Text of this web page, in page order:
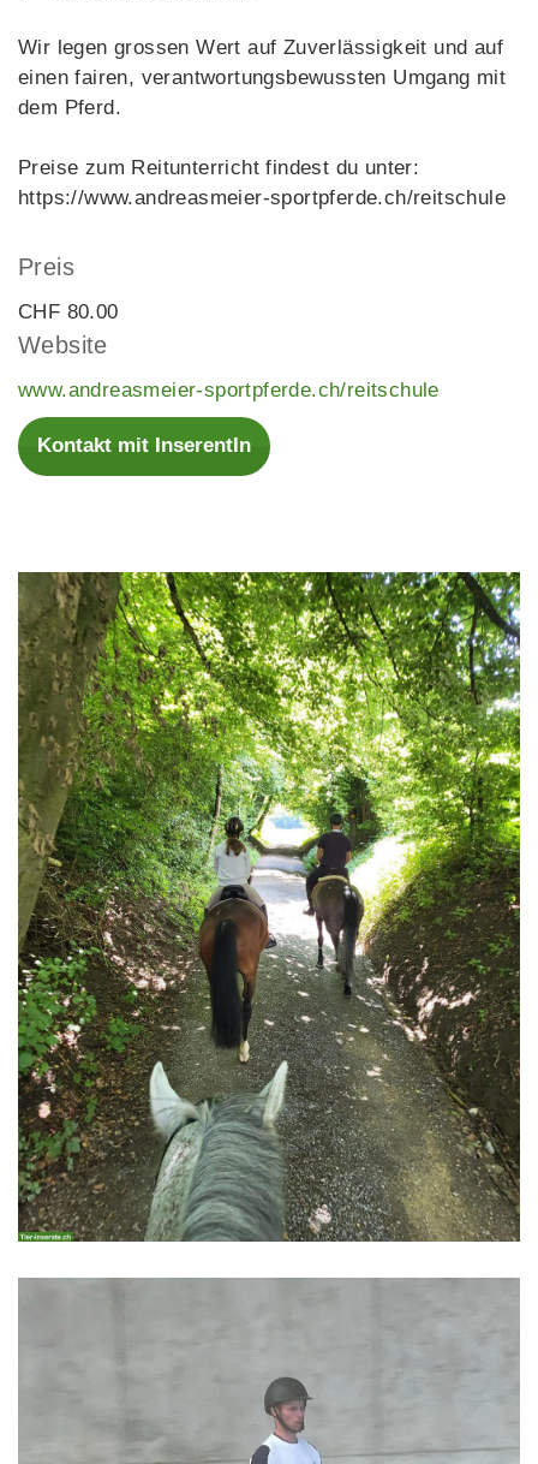
Wir legen grossen Wert auf Zuverlässigkeit und auf
einen fairen, verantwortungsbewussten Umgang mit
dem Pferd.
Preise zum Reitunterricht findest du unter:
https://www.andreasmeier-sportpferde.ch/reitschule
Preis
CHF 80.00
Website
www.andreasmeier-sportpferde.ch/reitschule
Kontakt mit InserentIn